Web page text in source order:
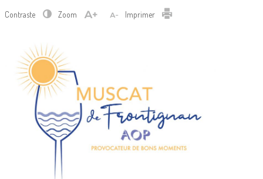
Contraste Zoom Imprimer